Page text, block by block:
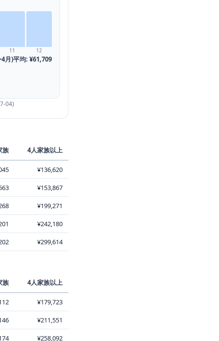
11 12
月)平均: ¥61,709
04)
族 4人家族以上
¥136,620
¥153,867
¥199,271
¥242,180
¥299,614
族 4人家族以上
¥179,723
¥211,551
¥258,092